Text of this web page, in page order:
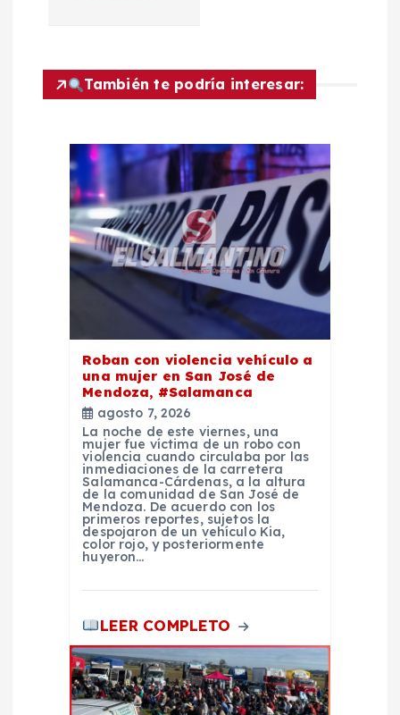
ó
n
También te podría interesar:
Roban con violencia vehículo a
una mujer en San José de
Mendoza, #Salamanca
agosto 7, 2026
La noche de este viernes, una
mujer fue víctima de un robo con
violencia cuando circulaba por las
inmediaciones de la carretera
Salamanca-Cárdenas, a la altura
de la comunidad de San José de
Mendoza. De acuerdo con los
primeros reportes, sujetos la
despojaron de un vehículo Kia,
color rojo, y posteriormente
huyeron…
LEER COMPLETO